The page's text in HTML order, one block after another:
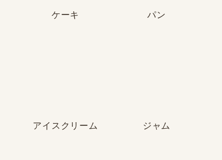
ケーキ パン
アイスクリーム ジャム